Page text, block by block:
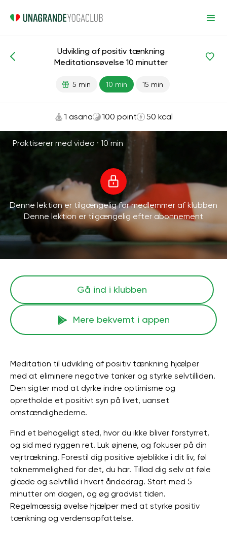
Meditationer og vejrtrækning Kreativitet
Udvikling af positiv tænkning
Meditationsøvelse 10 minutter
5 min 10 min 15 min
1 asana 100 point 50 kcal
Praktiserer med video · 10 min
Denne lektion er tilgængelig for medlemmer af klubben
Denne lektion er tilgængelig efter abonnement
Gå ind i klubben
Mere bekvemt i appen
Meditation til udvikling af positiv tænkning hjælper
med at eliminere negative tanker og styrke selvtilliden.
Den sigter mod at dyrke indre optimisme og
opretholde et positivt syn på livet, uanset
omstændighederne.
Find et behageligt sted, hvor du ikke bliver forstyrret,
og sid med ryggen ret. Luk øjnene, og fokuser på din
vejrtrækning. Forestil dig positive øjeblikke i dit liv, føl
taknemmelighed for det, du har. Tillad dig selv at føle
glæde og selvtillid i hvert åndedrag. Start med 5
minutter om dagen, og øg gradvist tiden.
Regelmæssig øvelse hjælper med at styrke positiv
tænkning og verdensopfattelse.